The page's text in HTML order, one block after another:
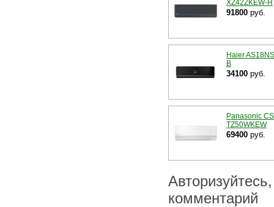
XZ42ZKEW-H
91800 руб.
Haier
B
34100 руб.
Panasonic
TZ50WKEW
69400 руб.
комментарий